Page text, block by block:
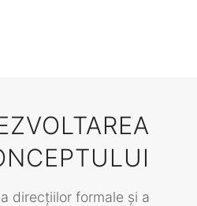
direcțiilor formale și a